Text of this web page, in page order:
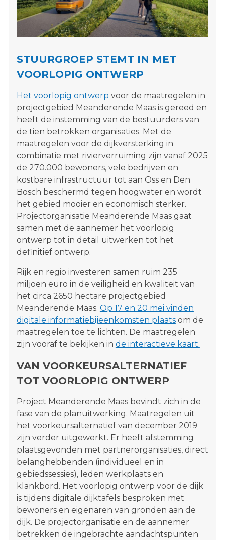
STUURGROEP STEMT IN MET
VOORLOPIG ONTWERP
Het voorlopig ontwerp voor de maatregelen in
projectgebied Meanderende Maas is gereed en
heeft de instemming van de bestuurders van
de tien betrokken organisaties. Met de
maatregelen voor de dijkversterking in
combinatie met rivierverruiming zijn vanaf 2025
de 270.000 bewoners, vele bedrijven en
kostbare infrastructuur tot aan Oss en Den
Bosch beschermd tegen hoogwater en wordt
het gebied mooier en economisch sterker.
Projectorganisatie Meanderende Maas gaat
samen met de aannemer het voorlopig
ontwerp tot in detail uitwerken tot het
definitief ontwerp.
Rijk en regio investeren samen ruim 235
miljoen euro in de veiligheid en kwaliteit van
het circa 2650 hectare projectgebied
Meanderende Maas. Op 17 en 20 mei vinden
digitale informatiebijeenkomsten plaatsom de
maatregelen toe te lichten. De maatregelen
zijn vooraf te bekijken in de interactieve kaart.
VAN VOORKEURSALTERNATIEF
TOT VOORLOPIG ONTWERP
Project Meanderende Maas bevindt zich in de
fase van de planuitwerking. Maatregelen uit
het voorkeursalternatief van december 2019
zijn verder uitgewerkt. Er heeft afstemming
plaatsgevonden met partnerorganisaties, direct
belanghebbenden (individueel en in
gebiedssessies), leden werkplaats en
klankbord. Het voorlopig ontwerp voor de dijk
is tijdens digitale dijktafels besproken met
bewoners en eigenaren van gronden aan de
dijk. De projectorganisatie en de aannemer
betrekken de ingebrachte aandachtspunten